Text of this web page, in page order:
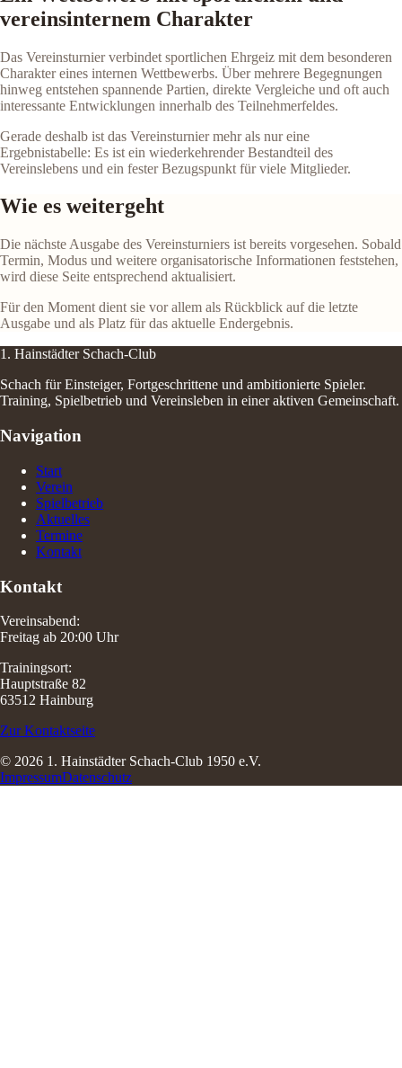
vereinsinternem Charakter
Das Vereinsturnier verbindet sportlichen Ehrgeiz mit dem besonderen
Charakter eines internen Wettbewerbs. Über mehrere Begegnungen
hinweg entstehen spannende Partien, direkte Vergleiche und oft auch
interessante Entwicklungen innerhalb des Teilnehmerfeldes.
Gerade deshalb ist das Vereinsturnier mehr als nur eine
Ergebnistabelle: Es ist ein wiederkehrender Bestandteil des
Vereinslebens und ein fester Bezugspunkt für viele Mitglieder.
Wie es weitergeht
Die nächste Ausgabe des Vereinsturniers ist bereits vorgesehen. Sobald
Termin, Modus und weitere organisatorische Informationen feststehen,
wird diese Seite entsprechend aktualisiert.
Für den Moment dient sie vor allem als Rückblick auf die letzte
Ausgabe und als Platz für das aktuelle Endergebnis.
1. Hainstädter Schach-Club
Schach für Einsteiger, Fortgeschrittene und ambitionierte Spieler.
Training, Spielbetrieb und Vereinsleben in einer aktiven Gemeinschaft.
Navigation
Start
Verein
Spielbetrieb
Aktuelles
Termine
Kontakt
Kontakt
Vereinsabend:
Freitag ab 20:00 Uhr
Trainingsort:
Hauptstraße 82
63512 Hainburg
Zur Kontaktseite
© 2026 1. Hainstädter Schach-Club 1950 e.V.
ImpressumDatenschutz